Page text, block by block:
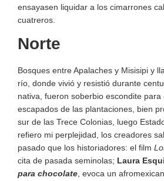
ensayasen liquidar a los cimarrones
cuatreros.
Norte
Bosques entre Apalaches y Misisipi y
río, donde vivió y resistió durante
nativa, fueron soberbio escondite para
escapados de las plantaciones, bien
sur de las Trece Colonias, luego
refiero mi perplejidad, los creadores
pasado que los historiadores: el film
cita de pasada seminolas; Laura
para chocolate , evoca un